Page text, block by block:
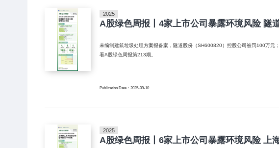
2025
A股绿色周报丨4家上市公司暴露环境风险 隧
未编制建筑垃圾处理方案报备案，隧道股份（SH600820）控股公司被罚100万元；未批先建，吉电股份（SZ000875）
看A股绿色周报第213期。
Publication Date：2025-09-10
2025
A股绿色周报丨6家上市公司暴露环境风险 上